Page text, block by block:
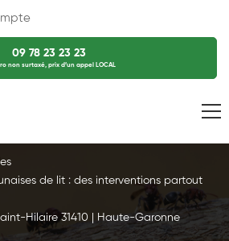
09 78 23 23 23
non surtaxé, prix d’un appel LOCAL
de lit : des interventions partout
Hilaire 31410 | Haute-Garonne